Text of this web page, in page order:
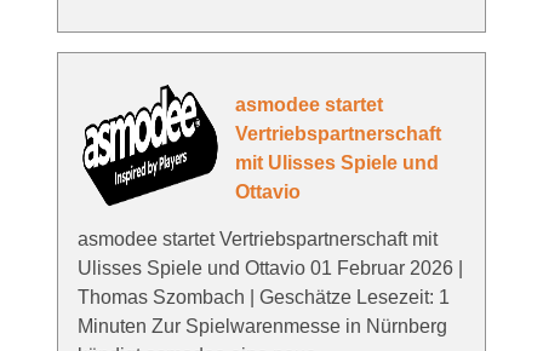
asmodee startet
Vertriebspartnerschaft
mit Ulisses Spiele und
Ottavio
asmodee startet Vertriebspartnerschaft mit
Ulisses Spiele und Ottavio 01 Februar 2026 |
Thomas Szombach | Geschätze Lesezeit: 1
Minuten Zur Spielwarenmesse in Nürnberg